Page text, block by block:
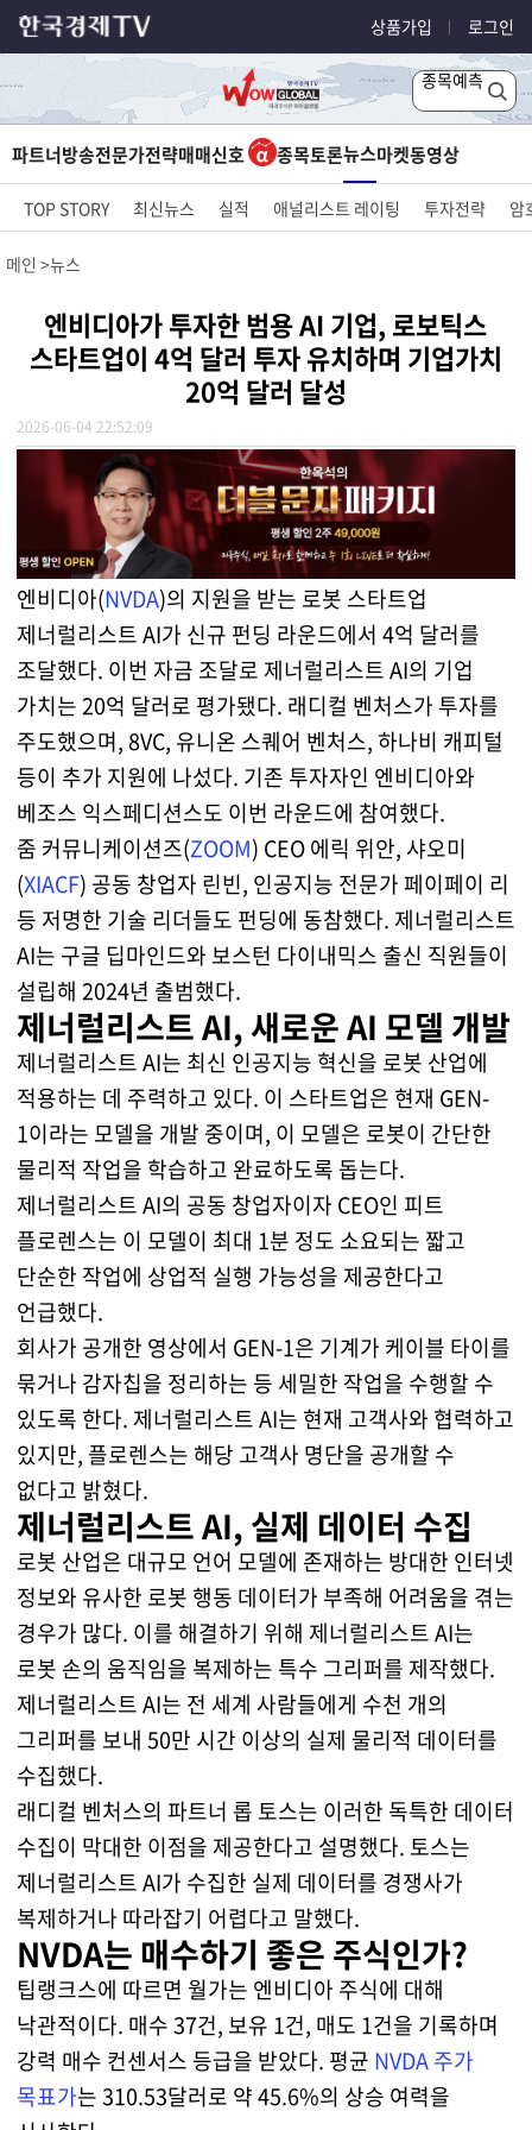
상품가입 로그인
종목예측
파트너방송전문가전략매매신호 종목토론뉴스마켓동영상
TOP STORY 최신뉴스 실적 애널리스트 레이팅 투자전략 암
메인 뉴스
엔비디아가 투자한 범용 AI 기업, 로보틱스
스타트업이 4억 달러 투자 유치하며 기업가치
20억 달러 달성
2026-06-04 22:52:09
엔비디아(NVDA)의 지원을 받는 로봇 스타트업
제너럴리스트 AI가 신규 펀딩 라운드에서 4억 달러를
조달했다. 이번 자금 조달로 제너럴리스트 AI의 기업
가치는 20억 달러로 평가됐다. 래디컬 벤처스가 투자를
주도했으며, 8VC, 유니온 스퀘어 벤처스, 하나비 캐피털
등이 추가 지원에 나섰다. 기존 투자자인 엔비디아와
베조스 익스페디션스도 이번 라운드에 참여했다.
줌 커뮤니케이션즈(ZOOM) CEO 에릭 위안, 샤오미
(XIACF) 공동 창업자 린빈, 인공지능 전문가 페이페이 리
등 저명한 기술 리더들도 펀딩에 동참했다. 제너럴리스트
AI는 구글 딥마인드와 보스턴 다이내믹스 출신 직원들이
설립해 2024년 출범했다.
제너럴리스트 AI, 새로운 AI 모델 개발
제너럴리스트 AI는 최신 인공지능 혁신을 로봇 산업에
적용하는 데 주력하고 있다. 이 스타트업은 현재 GEN-
1이라는 모델을 개발 중이며, 이 모델은 로봇이 간단한
물리적 작업을 학습하고 완료하도록 돕는다.
제너럴리스트 AI의 공동 창업자이자 CEO인 피트
플로렌스는 이 모델이 최대 1분 정도 소요되는 짧고
단순한 작업에 상업적 실행 가능성을 제공한다고
언급했다.
회사가 공개한 영상에서 GEN-1은 기계가 케이블 타이를
묶거나 감자칩을 정리하는 등 세밀한 작업을 수행할 수
있도록 한다. 제너럴리스트 AI는 현재 고객사와 협력하고
있지만, 플로렌스는 해당 고객사 명단을 공개할 수
없다고 밝혔다.
제너럴리스트 AI, 실제 데이터 수집
로봇 산업은 대규모 언어 모델에 존재하는 방대한 인터넷
정보와 유사한 로봇 행동 데이터가 부족해 어려움을 겪는
경우가 많다. 이를 해결하기 위해 제너럴리스트 AI는
로봇 손의 움직임을 복제하는 특수 그리퍼를 제작했다.
제너럴리스트 AI는 전 세계 사람들에게 수천 개의
그리퍼를 보내 50만 시간 이상의 실제 물리적 데이터를
수집했다.
래디컬 벤처스의 파트너 롭 토스는 이러한 독특한 데이터
수집이 막대한 이점을 제공한다고 설명했다. 토스는
제너럴리스트 AI가 수집한 실제 데이터를 경쟁사가
복제하거나 따라잡기 어렵다고 말했다.
NVDA는 매수하기 좋은 주식인가?
팁랭크스에 따르면 월가는 엔비디아 주식에 대해
낙관적이다. 매수 37건, 보유 1건, 매도 1건을 기록하며
강력 매수 컨센서스 등급을 받았다. 평균 NVDA 주가
목표가는 310.53달러로 약 45.6%의 상승 여력을